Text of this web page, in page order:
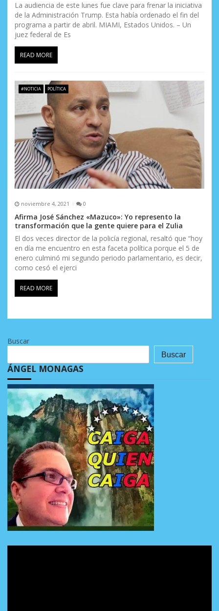
La audiencia de este lunes fue clave para frenar la iniciativa
de la Administración Trump. Esta había ordenado el fin del
programa a partir de abril. MIAMI, Estados Unidos. – Un
juez federal de Es
READ MORE
#NOTICIA POLÍTICA
noviembre 4, 2021 0
Afirma José Sánchez «Mazuco»: Yo represento la
transformación que la gente quiere para el Zulia
El dos veces director de la policía regional, resaltó que “hoy
en día me encuentro en esta faceta política porque el 5 de
enero culminó mi segundo periodo parlamentario, es decir,
como cesó el ejerci
READ MORE
Buscar
Buscar
ÁNGEL MONAGAS